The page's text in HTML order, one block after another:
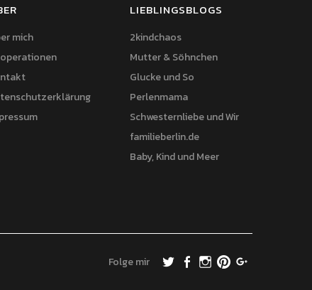
mich
LIEBLINGSBLOGS
2kindchaos
Mutter & Söhnchen
Glucke und So
Perlenmama
Schwesternliebe und Wir
familieberlin.de
Baby, Kind und Meer
Folge mir